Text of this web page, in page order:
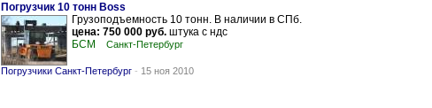
Погрузчик 10 тонн Boss
Грузоподъемность 10 тонн. В наличии в СПб.
цена: 750 000 руб. штука с ндс
БСМ
Санкт-Петербург
Погрузчики Санкт-Петербург - 15 ноя 2010